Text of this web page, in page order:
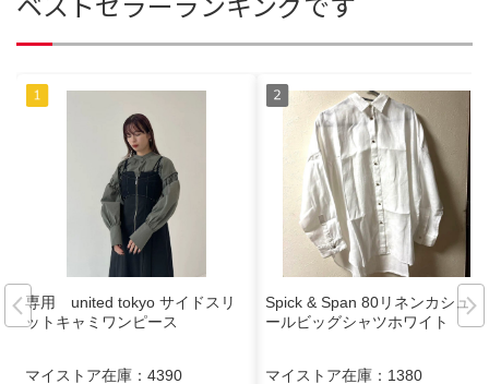
専用 united tokyo サイドスリ
ットキャミワンピース
マイストア在庫： 4390
Spick & Span 80リネンカシュク
ールビッグシャツホワイト
マイストア在庫： 1380